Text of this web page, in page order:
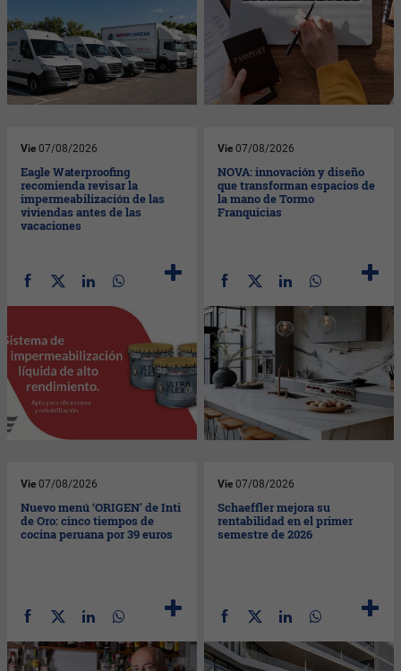
Vie 07/08/2026
Eagle Waterproofing
recomienda revisar la
impermeabilización de las
viviendas antes de las
vacaciones
Vie 07/08/2026
NOVA: innovación y diseño
que transforman espacios de
la mano de Tormo
Franquicias
Vie 07/08/2026
Nuevo menú ‘ORIGEN’ de Inti
de Oro: cinco tiempos de
cocina peruana por 39 euros
Vie 07/08/2026
Schaeffler mejora su
rentabilidad en el primer
semestre de 2026